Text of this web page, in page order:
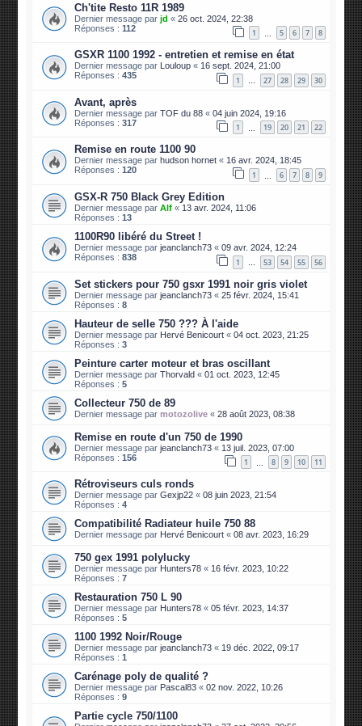
Ch'tite Resto 11R 1989
Dernier message parjd «26 oct. 2024, 22:38
Réponses :112 1 5 6 7 8
GSXR 1100 1992 - entretien et remise en état
Dernier message par Louloup « 16 sept. 2024, 21:00
Réponses :435 1 … 27 28 29 30
Avant, après
Dernier message parTOF du 88 «04 juin 2024, 19:16
Réponses :317 1 19 20 21 22
Remise en route 1100 90
Dernier message par hudson hornet «16 avr. 2024, 18:45
Réponses :120 1 6 7 8 9
GSX-R 750 Black Grey Edition
Dernier message parAlf « 13 avr. 2024, 11:06
Réponses :13
1100R90 libéré du Street !
Dernier message parjeanclanch73 «09 avr. 2024, 12:24
Réponses :838 1 … 53 54 55 56
Set stickers pour 750 gsxr 1991 noir gris violet
Dernier message parjeanclanch73 «25 févr. 2024, 15:41
Réponses :8
Hauteur de selle 750 ??? À l'aide
Dernier message par Hervé Benicourt «04 oct. 2023, 21:25
Réponses :3
Peinture carter moteur et bras oscillant
Dernier message parThorvald «01 oct. 2023, 12:45
Réponses :5
Collecteur 750 de 89
Dernier message parmotozolive «28 août 2023, 08:38
Remise en route d'un 750 de 1990
Dernier message parjeanclanch73 « 13 juil. 2023, 07:00
Réponses :156 1 8 9 10 11
Rétroviseurs culs ronds
Dernier message parGexjp22 «08 juin 2023, 21:54
Réponses :4
Compatibilité Radiateur huile 750 88
Dernier message par Hervé Benicourt «08 avr. 2023, 16:29
750 gex 1991 polylucky
Dernier message par Hunters78 «16 févr. 2023, 10:22
Réponses :7
Restauration 750 L 90
Dernier message par Hunters78 «05 févr. 2023, 14:37
Réponses :5
1100 1992 Noir/Rouge
Dernier message parjeanclanch73 «19 déc. 2022, 09:17
Réponses :1
Carénage poly de qualité ?
Dernier message par Pascal83 «02 nov. 2022, 10:26
Réponses :9
Partie cycle 750/1100